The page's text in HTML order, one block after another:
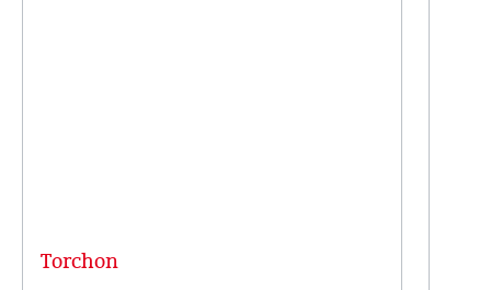
Torchon